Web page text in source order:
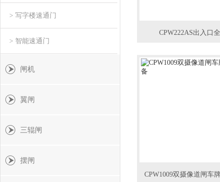
> 写字楼速通门
> 智能速通门
闸机
翼闸
三辊闸
摆闸
CPW222AS出入口
CPW1009双摄像道闸车